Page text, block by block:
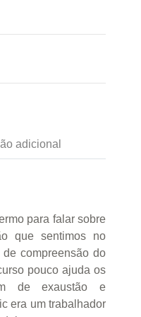
adicional
para falar sobre
que sentimos no
compreensão do
pouco ajuda os
de exaustão e
era um trabalhador